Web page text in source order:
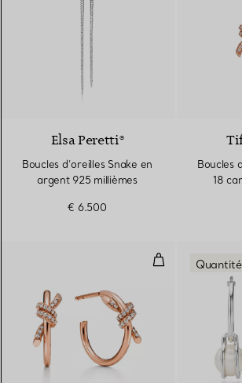
Elsa Peretti®
Boucles d’oreilles Snake en
argent 925 millièmes
€ 6.500
Boucles
18
Boucles